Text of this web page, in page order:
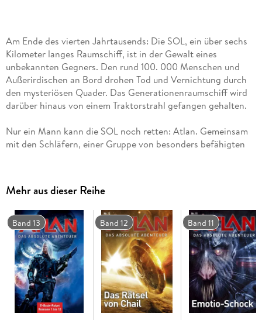
Am Ende des vierten Jahrtausends: Die SOL, ein über sechs
Kilometer langes Raumschiff, ist in der Gewalt eines
unbekannten Gegners. Den rund 100. 000 Menschen und
Außerirdischen an Bord drohen Tod und Vernichtung durch
den mysteriösen Quader. Das Generationenraumschiff wird
darüber hinaus von einem Traktorstrahl gefangen gehalten.
Nur ein Mann kann die SOL noch retten: Atlan. Gemeinsam
mit den Schläfern, einer Gruppe von besonders befähigten
weitere Gefahr von Mausefalle VII ausgeht. Von dort aus wird
der Traktorstrahl gesteuert; jene heimtückische Macht, die
die SOL demontieren möchte. Verzweifelt suchen Atlan und
seine Gefährten nach einem Ausweg aus der Falle . . .
Inhaltsverzeichnis
Im Mai des Jahres 1981 erschien mit "Die Solaner" der 500.
Roman der ATLAN-Serie, verfasst vom damaligen PERRY
RHODAN-Chefautor William Voltz. Dieser Band markierte
Mehr aus dieser Reihe
Band 13 Band 12 Band 11